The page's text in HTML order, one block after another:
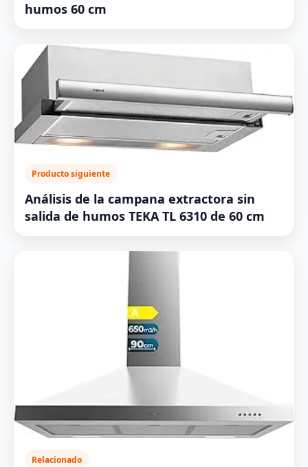
humos 60 cm
Producto siguiente
Análisis de la campana extractora sin
salida de humos TEKA TL 6310 de 60 cm
Relacionado